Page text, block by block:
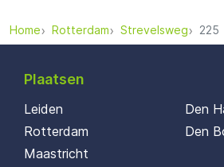
Home Rotterdam Strevelsweg 225
Plaatsen
Leiden
Rotterdam
Maastricht
Den
Den